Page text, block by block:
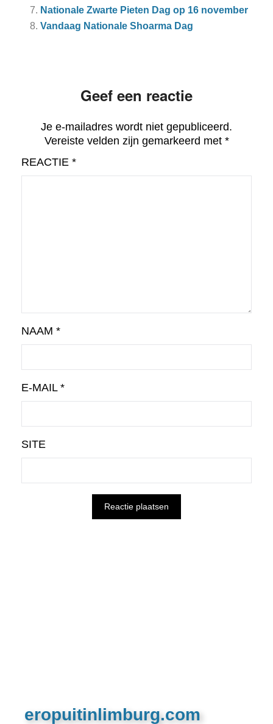
Nationale Zwarte Pieten Dag op 16 november
Vandaag Nationale Shoarma Dag
Geef een reactie
Je e-mailadres wordt niet gepubliceerd.
Vereiste velden zijn gemarkeerd met *
REACTIE *
NAAM *
E-MAIL *
SITE
eropuitinlimburg.com